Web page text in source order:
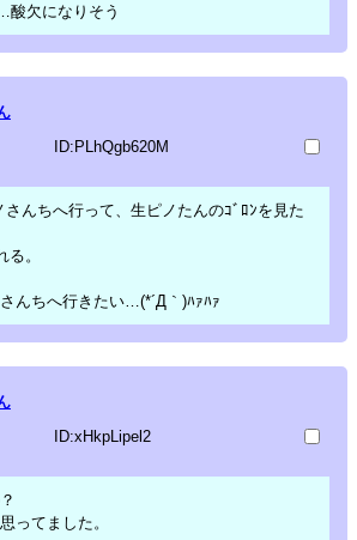
酸欠になりそう
ID:PLhQgb620M
さんちへ行って、生ピノたんのｺﾞﾛﾝを見た
。
んちへ行きたい…(*´Д｀)ﾊｧﾊｧ
ID:xHkpLipel2
ってました。